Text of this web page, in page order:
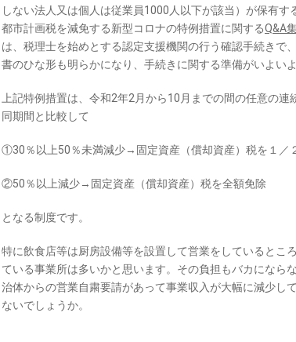
しない法人又は個人は従業員1000人以下が該当）が保有す
都市計画税を減免する新型コロナの特例措置に関するQ&A
は、税理士を始めとする認定支援機関の行う確認手続きで
書のひな形も明らかになり、手続きに関する準備がいよい
上記特例措置は、令和2年2月から10月までの間の任意の
同期間と比較して
①30％以上50％未満減少→固定資産（償却資産）税を１／
②50％以上減少→固定資産（償却資産）税を全額免除
となる制度です。
特に飲食店等は厨房設備等を設置して営業をしているとこ
ている事業所は多いかと思います。その負担もバカになら
治体からの営業自粛要請があって事業収入が大幅に減少し
ないでしょうか。